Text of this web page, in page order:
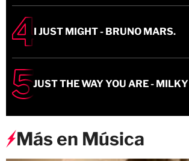
I JUST MIGHT - BRUNO MARS.
JUST THE WAY YOU ARE - MILKY
Más en Música